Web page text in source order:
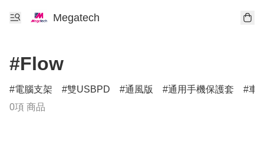
Megatech
#Flow
電腦支架 雙USBPD 通風版 通用手機保護套
車
0項 商品